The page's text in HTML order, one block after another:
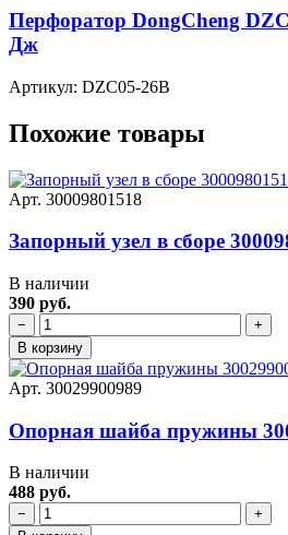
Перфоратор DongCheng
Дж
Артикул: DZC05-26B
Похожие товары
Арт. 30009801518
Запорный узел в сборе
В наличии
390 руб.
−
+
В корзину
Арт. 30029900989
Опорная шайба пружины
В наличии
488 руб.
−
+